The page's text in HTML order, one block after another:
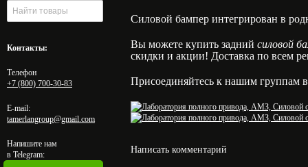
Контакты:
Телефон
+7 (800) 700-30-83
E-mail:
tamerlangroup@gmail.com
Напишите нам
в Telegram:
Силовой бампер интегрирован в
Вы можете купить задний силовой
скидки и акции! Доставка по всем
Присоединяйтесь к нашим группам
Написать комментарий